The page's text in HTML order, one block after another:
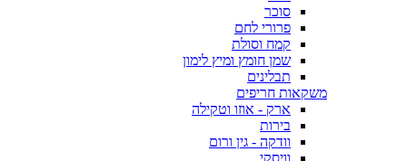
סוכר
פרורי לחם
קמח וסולת
שמן חומץ ומיץ לימון
תבלינים
משקאות חריפים
ארק - אוזו וטקילה
בירות
וודקה - גין ורום
וויסקי